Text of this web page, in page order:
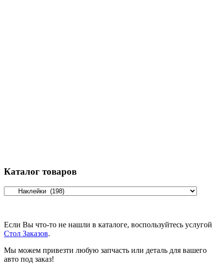
Каталог товаров
Если Вы что-то не нашли в каталоге, воспользуйтесь услугой
Стол Заказов.
Мы можем привезти любую запчасть или деталь для вашего
авто под заказ!